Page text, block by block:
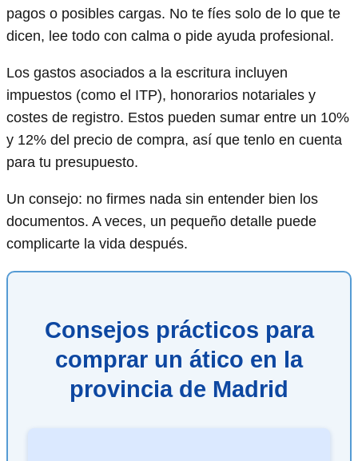
pagos o posibles cargas. No te fíes solo de lo que te
dicen, lee todo con calma o pide ayuda profesional.
Los gastos asociados a la escritura incluyen
impuestos (como el ITP), honorarios notariales y
costes de registro. Estos pueden sumar entre un 10%
y 12% del precio de compra, así que tenlo en cuenta
para tu presupuesto.
Un consejo: no firmes nada sin entender bien los
documentos. A veces, un pequeño detalle puede
complicarte la vida después.
Consejos prácticos para
comprar un ático en la
provincia de Madrid